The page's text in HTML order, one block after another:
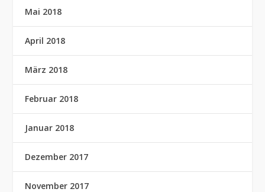
Mai 2018
April 2018
März 2018
Februar 2018
Januar 2018
Dezember 2017
November 2017